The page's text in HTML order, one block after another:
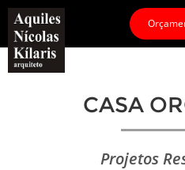
CASA
Projetos